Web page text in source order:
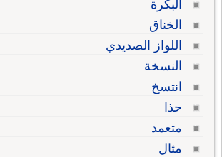
البكرة
الخناق
اللواز الصديدي
النسخة
انتسخ
حذا
متعمد
مثال